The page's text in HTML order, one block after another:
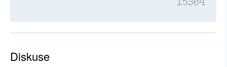
15304
Diskuse